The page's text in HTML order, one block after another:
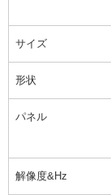
サイズ
形状
パネル
解像度&Hz